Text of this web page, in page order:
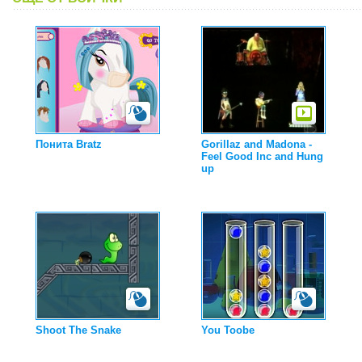
Понита Bratz
Gorillaz and Madona -
Feel Good Inc and Hung
up
Shoot The Snake You Toobe